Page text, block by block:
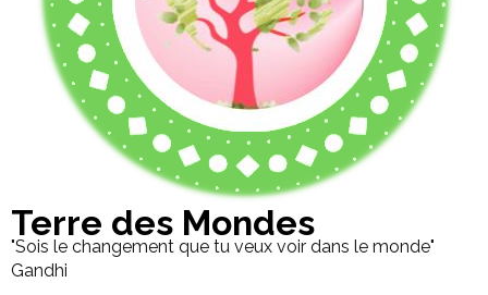
Terre des Mondes
"Sois le changement que tu veux voir dans le monde"
Gandhi